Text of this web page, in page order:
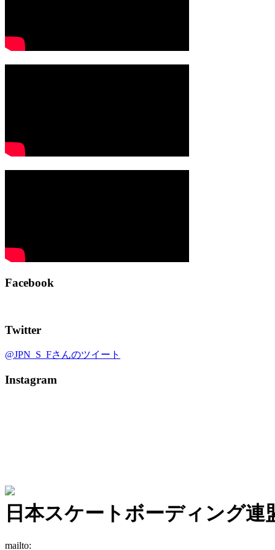
Facebook
Twitter
@JPN_S_Fさんのツイート
Instagram
日本スケートボーディング連
mailto: